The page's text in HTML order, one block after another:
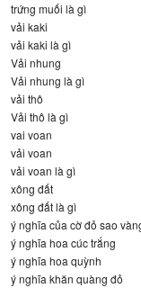
trứng muối là gì
vải kaki
vải kaki là gì
Vải nhung
Vải nhung là gì
vải thô
Vải thô là gì
vai voan
vải voan
vải voan là gì
xông đất
xông đất là gì
ý nghĩa của cờ đỏ sao
ý nghĩa hoa cúc trắng
ý nghĩa hoa quỳnh
ý nghĩa khăn quàng đỏ